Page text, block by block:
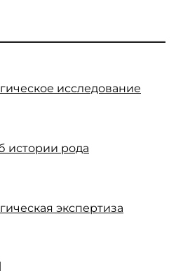
исследование
истории рода
экспертиза